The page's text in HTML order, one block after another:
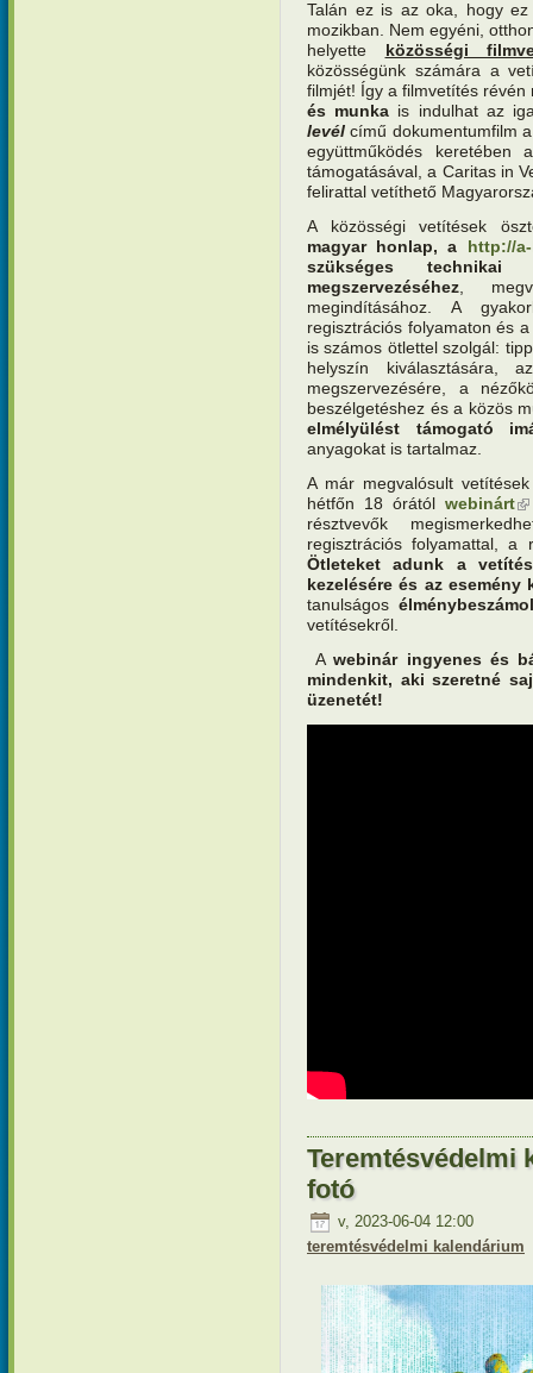
Talán ez is az oka, hogy
mozikban. Nem egyéni,
helyette közösségi
közösségünk számára a
filmjét! Így a filmvetítés
és munka is indulhat az
levél című dokumentumfilm
együttműködés keretében
támogatásával, a Caritas in
felirattal vetíthető
A közösségi vetítések
magyar honlap, a http://
szükséges
megszervezéséhez,
megindításához. A
regisztrációs folyamaton és
is számos ötlettel szolgál:
helyszín kiválasztására,
megszervezésére, a
beszélgetéshez és a közös
elmélyülést támogató
anyagokat is tartalmaz.
A már megvalósult
hétfőn 18 órától webinárt
résztvevők
regisztrációs folyamattal, a
Ötleteket adunk a
kezelésére és az
tanulságos
vetítésekről.
Awebinár ingyenes és
mindenkit, aki szeretné
üzenetét!
Teremtésvédelmi
fotó
v, 2023-06-04 12:00
teremtésvédelmi kalendárium